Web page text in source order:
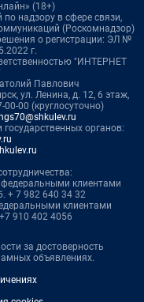
(18+)
надзору в сфере связи,
(Роскомнадзор)
о регистрации: ЭЛ №
г.
"ИНТЕРНЕТ
Павлович
ул. Ленина, д. 12, 6 этаж,
00 (круглосуточно)
органов:
клиентами
+ 7 982 640 34 32
клиентами
910 402 4056
за достоверность
объявлениях.